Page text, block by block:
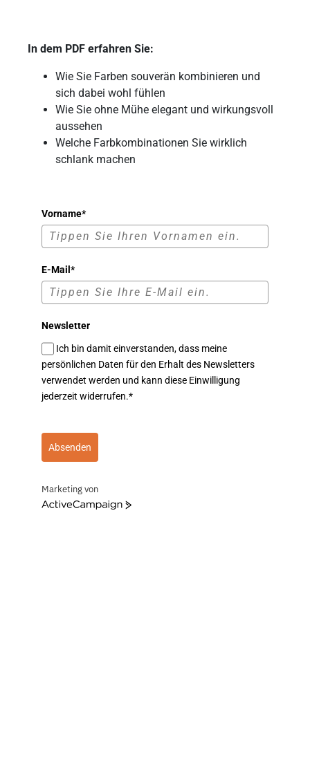
In dem PDF erfahren Sie:
Wie Sie Farben souverän kombinieren und
sich dabei wohl fühlen
Wie Sie ohne Mühe elegant und wirkungsvoll
aussehen
Welche Farbkombinationen Sie wirklich
schlank machen
Vorname*
E-Mail*
Newsletter
Ich bin damit einverstanden, dass meine
persönlichen Daten für den Erhalt des Newsletters
verwendet werden und kann diese Einwilligung
jederzeit widerrufen.*
Absenden
Marketing von
ActiveCampaign